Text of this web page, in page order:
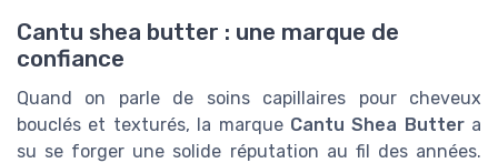
Cantu shea butter : une marque de
confiance
Quand on parle de soins capillaires pour cheveux
bouclés et texturés, la marque Cantu Shea Buttera
su se forger une solide réputation au fil des années.